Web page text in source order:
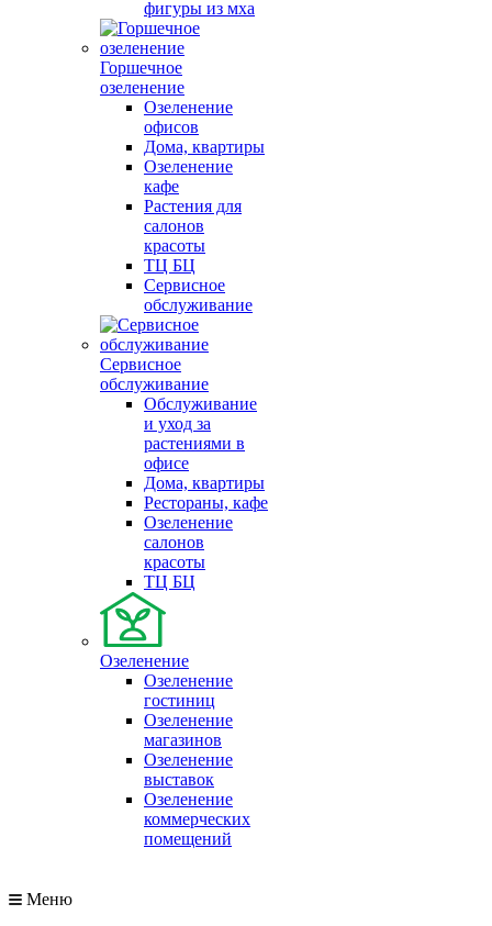
фигуры из мха
Горшечное
озеленение
Озеленение
офисов
Дома, квартиры
Озеленение
кафе
Растения для
салонов
красоты
ТЦ БЦ
Сервисное
обслуживание
Сервисное
обслуживание
Обслуживание
и уход за
растениями в
офисе
Дома, квартиры
Рестораны, кафе
Озеленение
салонов
красоты
ТЦ БЦ
Озеленение
Озеленение
гостиниц
Озеленение
магазинов
Озеленение
выставок
Озеленение
коммерческих
помещений
Меню